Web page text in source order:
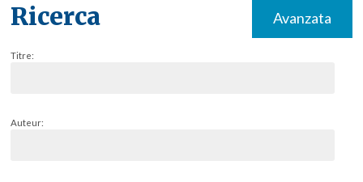
Ricerca Avanzata
Titre:
Auteur: